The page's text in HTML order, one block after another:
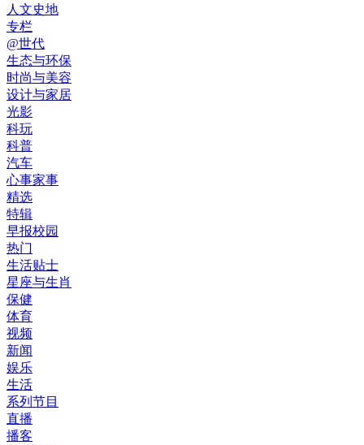
人文史地
专栏
@世代
生态与环保
时尚与美容
设计与家居
光影
科玩
科普
汽车
心事家事
精选
特辑
早报校园
热门
生活贴士
星座与生肖
保健
体育
视频
新闻
娱乐
生活
系列节目
直播
播客